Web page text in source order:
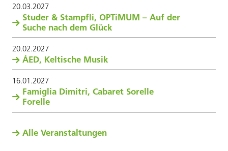
20.03.2027
Studer & Stampfli, OPTiMUM – Auf der
Suche nach dem Glück
20.02.2027
ÁED, Keltische Musik
16.01.2027
Famiglia Dimitri, Cabaret Sorelle
Forelle
Alle Veranstaltungen